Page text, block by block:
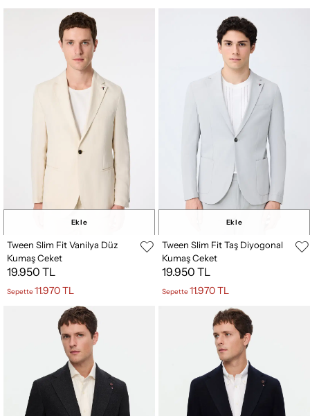
Ekle
Tween Slim Fit Vanilya Düz
Kumaş Ceket
19.950 TL
Sepette 11.970 TL
Ekle
Tween Slim Fit Taş Diyogonal
Kumaş Ceket
19.950 TL
Sepette 11.970 TL